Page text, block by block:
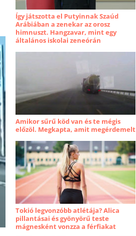
Így játszotta el Putyinnak Szaúd
Arábiában a zenekar az orosz
himnuszt. Hangzavar, mint egy
általános iskolai zeneórán
Amikor sűrű köd van és te mégis
előzöl. Megkapta, amit megérdemelt
Tokió legvonzóbb atlétája? Alica
pillantásai és gyönyörű teste
mágnesként vonzza a férfiakat